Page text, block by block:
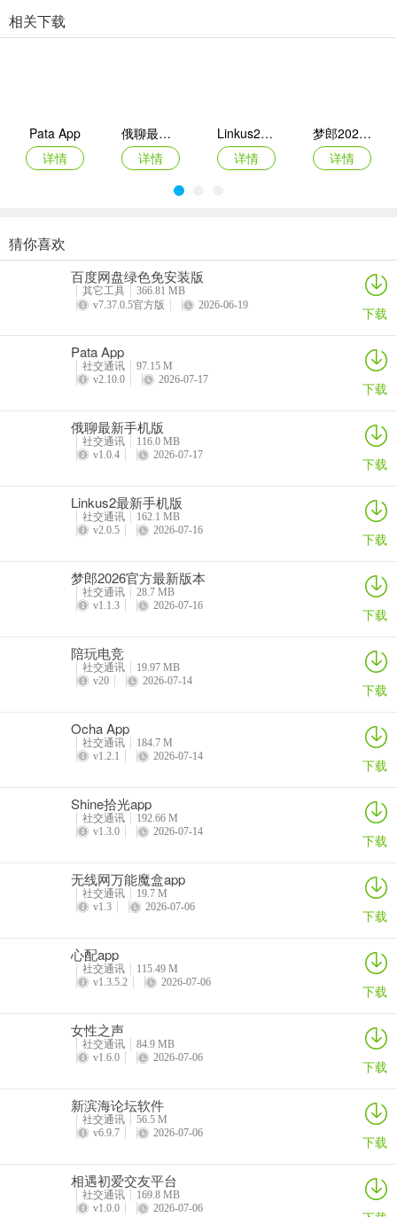
【更加专业】专业服务同好交友，杜绝虚假爱好人士，更加专业
修复bug
相关下载
Pata App
详情
俄聊最新手机版
详情
Linkus2最新手机版
详情
梦郎2026官方最新版本
详情
陪玩电竞
Ocha App
详情
Shine拾光app
心动几何
猜你喜欢
百度网盘绿色免安装版
其它工具
366.81 MB
v7.37.0.5官方版
2026-06-19 下载
Pata App
社交通讯
97.15 M
v2.10.0
2026-07-17 下载
俄聊最新手机版
社交通讯
116.0 MB
v1.0.4
2026-07-17 下载
Linkus2最新手机版
社交通讯
162.1 MB
v2.0.5
2026-07-16 下载
梦郎2026官方最新版本
社交通讯
28.7 MB
v1.1.3
2026-07-16 下载
陪玩电竞
社交通讯
19.97 MB
v20
2026-07-14 下载
Ocha App
社交通讯
184.7 M
v1.2.1
2026-07-14 下载
Shine拾光app
社交通讯
192.66 M
v1.3.0
2026-07-14 下载
无线网万能魔盒app
社交通讯
19.7 M
v1.3
2026-07-06 下载
心配app
社交通讯
115.49 M
v1.3.5.2
2026-07-06 下载
女性之声
社交通讯
84.9 MB
v1.6.0
2026-07-06 下载
新滨海论坛软件
社交通讯
56.5 M
v6.9.7
2026-07-06 下载
相遇初爱交友平台
社交通讯
169.8 MB
v1.0.0
2026-07-06